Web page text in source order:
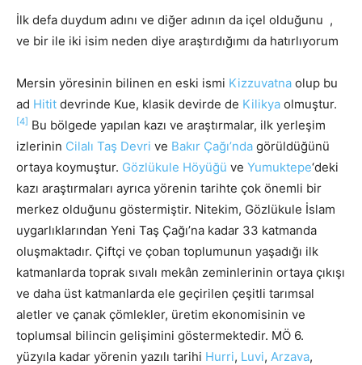
İlk defa duydum adını ve diğer adının da içel olduğunu ,
ve bir ile iki isim neden diye araştırdığımı da hatırlıyorum
Mersin yöresinin bilinen en eski ismi Kizzuvatna olup bu
ad Hitit devrinde Kue, klasik devirde de Kilikya olmuştur.
[4] Bu bölgede yapılan kazı ve araştırmalar, ilk yerleşim
izlerinin Cilalı Taş Devri ve Bakır Çağı’nda görüldüğünü
ortaya koymuştur. Gözlükule Höyüğü ve Yumuktepe‘deki
kazı araştırmaları ayrıca yörenin tarihte çok önemli bir
merkez olduğunu göstermiştir. Nitekim, Gözlükule İslam
uygarlıklarından Yeni Taş Çağı’na kadar 33 katmanda
oluşmaktadır. Çiftçi ve çoban toplumunun yaşadığı ilk
katmanlarda toprak sıvalı mekân zeminlerinin ortaya çıkışı
ve daha üst katmanlarda ele geçirilen çeşitli tarımsal
aletler ve çanak çömlekler, üretim ekonomisinin ve
toplumsal bilincin gelişimini göstermektedir. MÖ 6.
yüzyıla kadar yörenin yazılı tarihi Hurri, Luvi, Arzava,